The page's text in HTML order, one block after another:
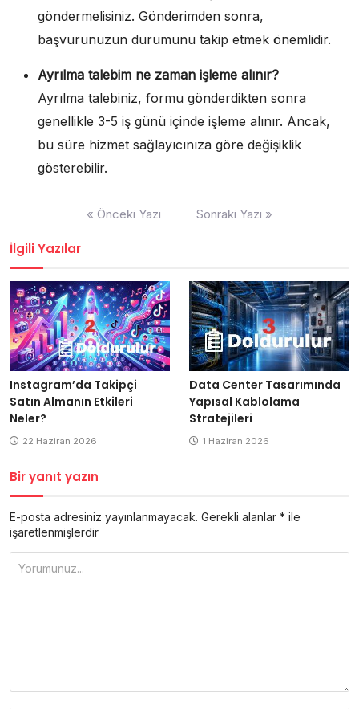
göndermelisiniz. Gönderimden sonra,
başvurunuzun durumunu takip etmek önemlidir.
Ayrılma talebim ne zaman işleme alınır?
Ayrılma talebiniz, formu gönderdikten sonra
genellikle 3-5 iş günü içinde işleme alınır. Ancak,
bu süre hizmet sağlayıcınıza göre değişiklik
gösterebilir.
« Önceki Yazı Sonraki Yazı »
İlgili Yazılar
Instagram’da Takipçi
Satın Almanın Etkileri
Neler?
22 Haziran 2026
Data Center Tasarımında
Yapısal Kablolama
Stratejileri
1 Haziran 2026
Bir yanıt yazın
E-posta adresiniz yayınlanmayacak. Gerekli alanlar * ile
işaretlenmişlerdir